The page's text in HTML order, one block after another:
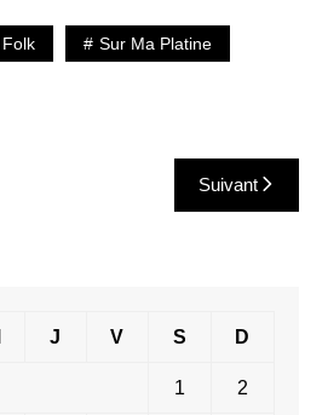
Folk Sur Ma Platine
Suivant
J V S D
1 2